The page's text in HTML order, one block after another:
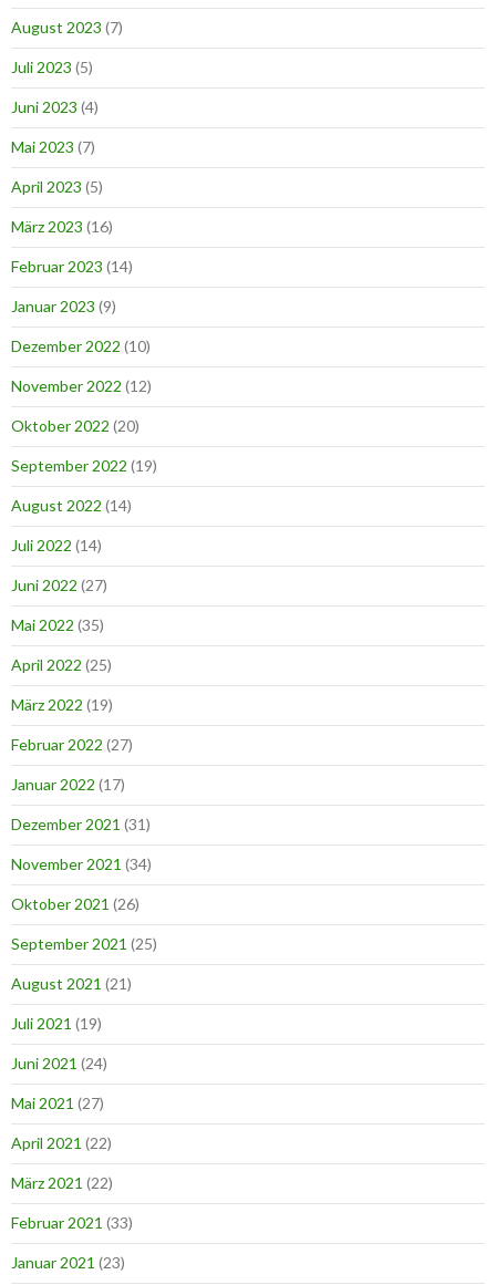
August 2023 (7)
Juli 2023 (5)
Juni 2023 (4)
Mai 2023 (7)
April 2023 (5)
März 2023 (16)
Februar 2023 (14)
Januar 2023 (9)
Dezember 2022 (10)
November 2022 (12)
Oktober 2022 (20)
September 2022 (19)
August 2022 (14)
Juli 2022 (14)
Juni 2022 (27)
Mai 2022 (35)
April 2022 (25)
März 2022 (19)
Februar 2022 (27)
Januar 2022 (17)
Dezember 2021 (31)
November 2021 (34)
Oktober 2021 (26)
September 2021 (25)
August 2021 (21)
Juli 2021 (19)
Juni 2021 (24)
Mai 2021 (27)
April 2021 (22)
März 2021 (22)
Februar 2021 (33)
Januar 2021 (23)